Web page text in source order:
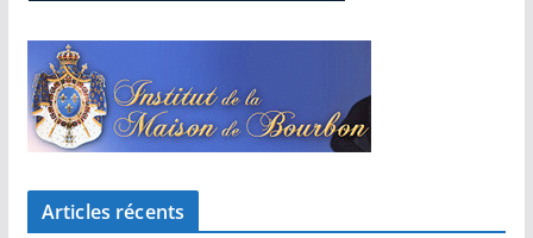
Articles récents